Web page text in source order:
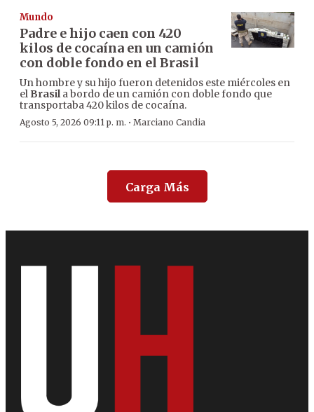
Mundo
Padre e hijo caen con 420
kilos de cocaína en un camión
con doble fondo en el Brasil
Un hombre y su hijo fueron detenidos este miércoles en
el Brasila bordo de un camión con doble fondo que
transportaba 420 kilos de cocaína.
Agosto 5, 2026 09:11 p. m. · Marciano Candia
Carga Más